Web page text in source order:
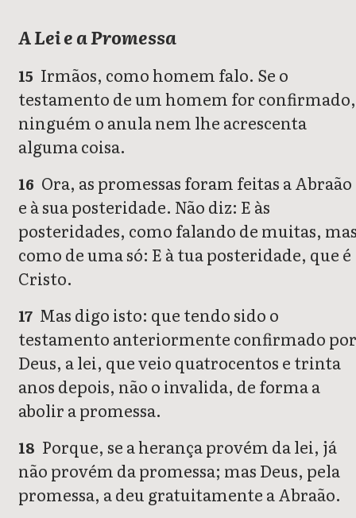
A Lei e a Promessa
15 Irmãos, como homem falo. Se o
testamento de um homem for confirmado,
ninguém o anula nem lhe acrescenta
alguma coisa.
16 Ora, as promessas foram feitas a Abraão
e à sua posteridade. Não diz: E às
posteridades, como falando de muitas,
como de uma só: E à tua posteridade, que é
Cristo.
17 Mas digo isto: que tendo sido o
testamento anteriormente confirmado por
Deus, a lei, que veio quatrocentos e trinta
anos depois, não o invalida, de forma a
abolir a promessa.
18 Porque, se a herança provém da lei, já
não provém da promessa; mas Deus, pela
promessa, a deu gratuitamente a Abraão.